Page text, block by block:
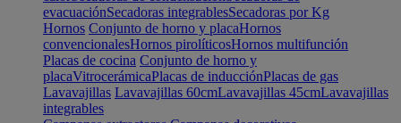
evacuaciónSecadoras integrablesSecadoras por Kg
Hornos Conjunto de horno y placaHornos
convencionalesHornos pirolíticosHornos multifunción
Placas de cocina Conjunto de horno y
placaVitrocerámicaPlacas de inducciónPlacas de gas
Lavavajillas Lavavajillas 60cmLavavajillas 45cmLavavajillas
integrables